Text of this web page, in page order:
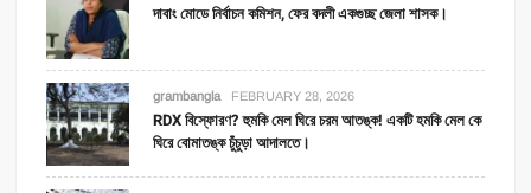
দাবাং মোডে নির্বাচন কমিশন, ফের বদলী একগুচ্ছ জেলা শাসক।
grambangla FEBRUARY 28, 2026
RDX বিস্ফোরণ? হুমকি মেল ঘিরে চরম আতঙ্ক! একটি হমকি মেল কে
ঘিরে বোমাতঙ্ক চুঁচুড়া আদালতে।